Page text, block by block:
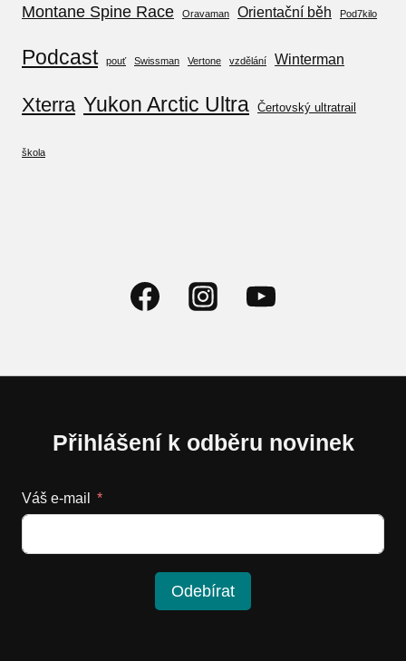
Montane Spine Race Oravaman Orientační běh Pod7kilo
Podcast pouť Swissman Vertone vzdělání Winterman
Xterra Yukon Arctic Ultra Čertovský ultratrail
škola
Přihlášení k odběru novinek
Váš e-mail
Odebírat